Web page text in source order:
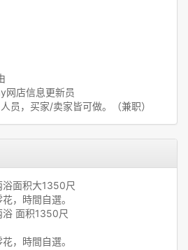
网店信息更新员
员，买家/卖家皆可做。（兼职）
浴面积大1350尺
，時間自選。
浴 面积1350尺
，時間自選。